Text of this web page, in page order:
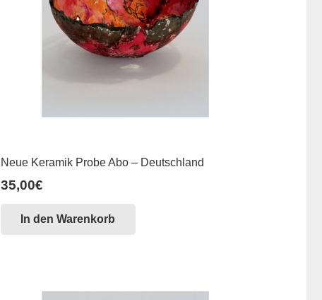
Neue Keramik Probe Abo – Deutschland
35,00€
In den Warenkorb